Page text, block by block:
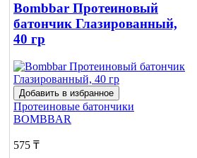
Bombbar Протеиновый
батончик Глазированный,
40 гр
Добавить в избранное
Протеиновые батончики
BOMBBAR
575 ₸